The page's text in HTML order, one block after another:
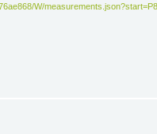
W/